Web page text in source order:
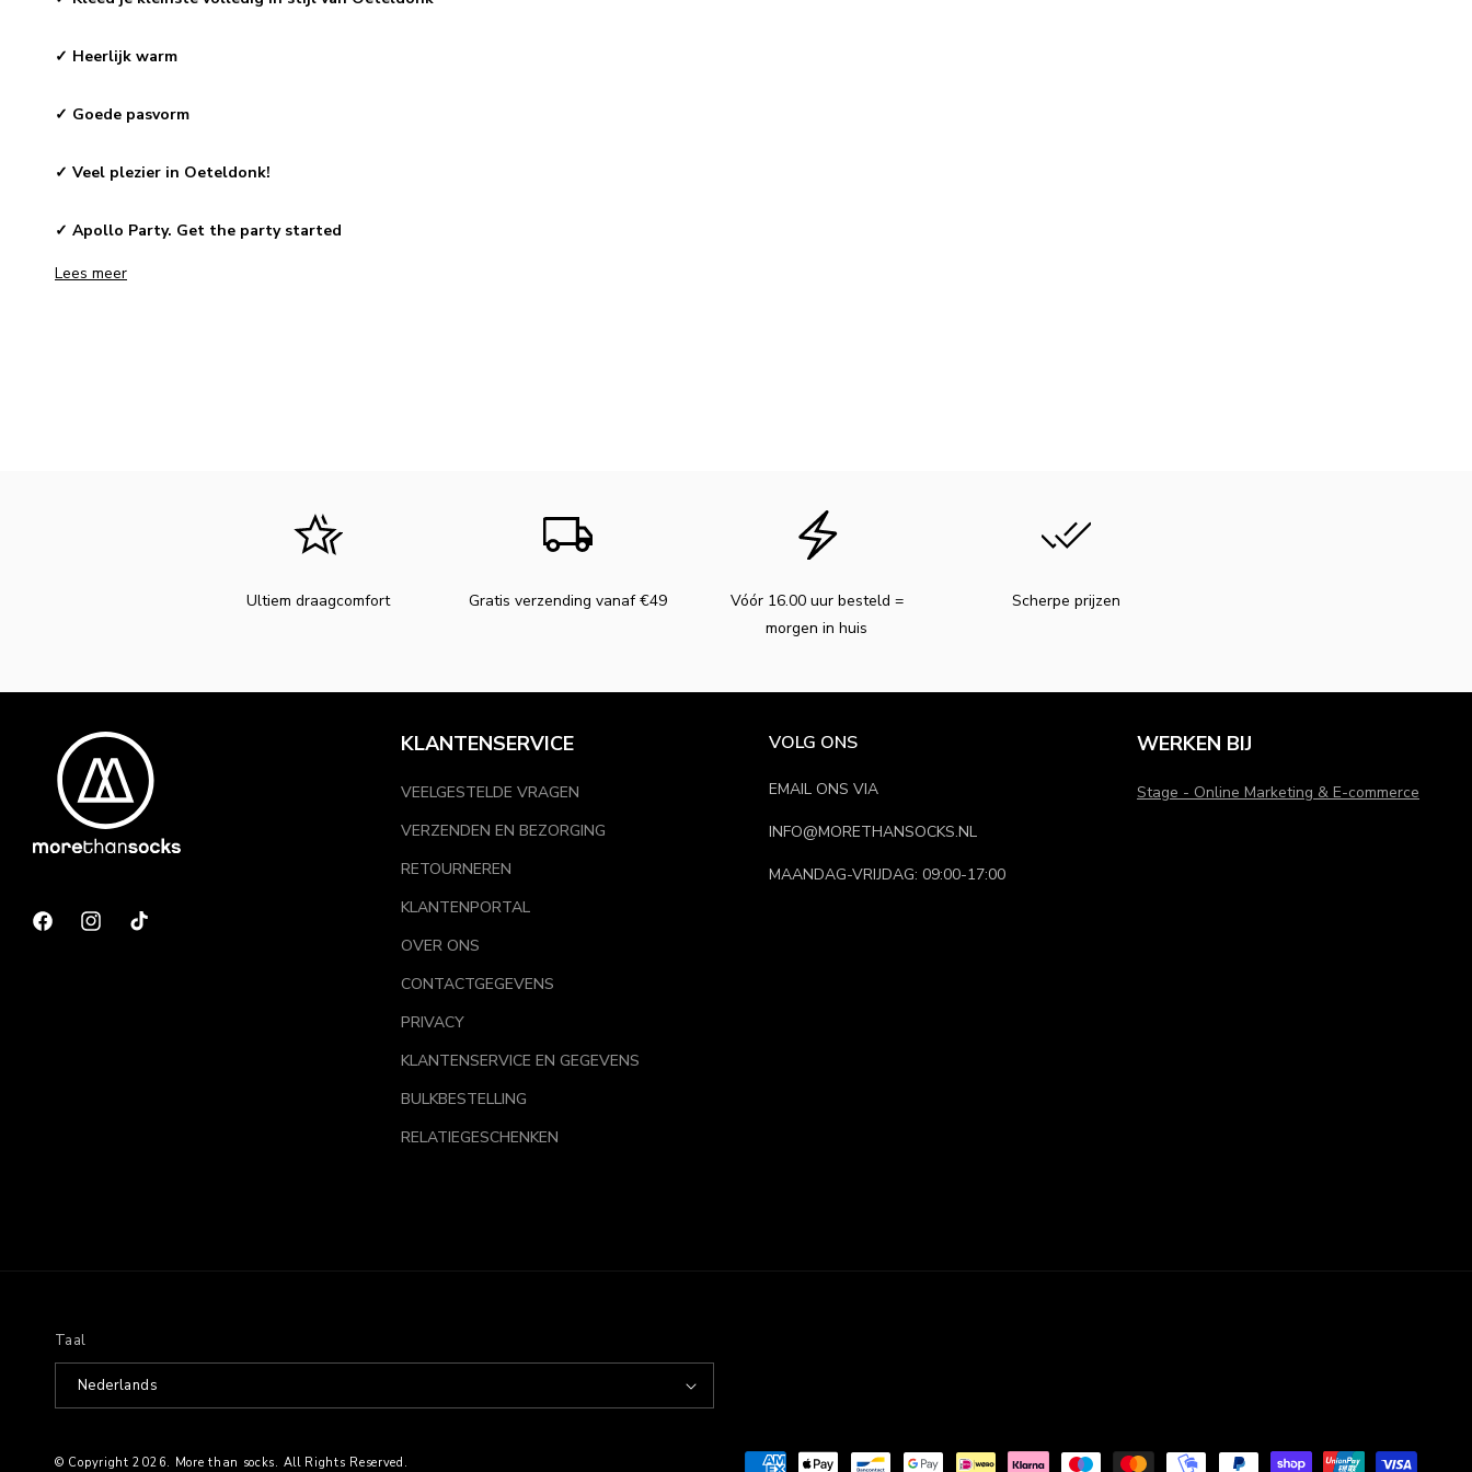
✓ Heerlijk warm
✓ Goede pasvorm
✓ Veel plezier in Oeteldonk!
✓ Apollo Party. Get the party started
Lees meer
Ultiem draagcomfort Gratis verzending vanaf €49
Vóór 16.00 uur besteld =
morgen in huis
Scherpe prijzen
FacebookInstagramTikTok
KLANTENSERVICE
VEELGESTELDE VRAGEN
VERZENDEN EN BEZORGING
RETOURNEREN
KLANTENPORTAL
OVER ONS
CONTACTGEGEVENS
PRIVACY
KLANTENSERVICE EN GEGEVENS
BULKBESTELLING
RELATIEGESCHENKEN
VOLG ONS
EMAIL ONS VIA
INFO@MORETHANSOCKS.NL
MAANDAG-VRIJDAG: 09:00-17:00
WERKEN BIJ
Stage - Online Marketing & E-commerce
Taal
Nederlands
© Copyright 2026. More than socks. All Rights Reserved. Betaalmethoden